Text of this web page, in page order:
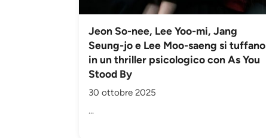
Jeon So-nee, Lee Yoo-mi, Jang
Seung-jo e Lee Moo-saeng si tuffano
in un thriller psicologico con As You
Stood By
30 ottobre 2025
...